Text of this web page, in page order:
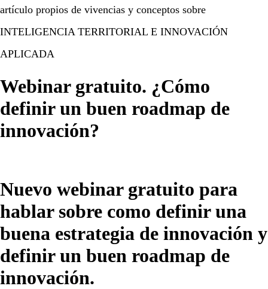
artículo propios de vivencias y conceptos sobre
INTELIGENCIA TERRITORIAL E INNOVACIÓN
APLICADA
Webinar gratuito. ¿Cómo
definir un buen roadmap de
innovación?
Nuevo webinar gratuito para
hablar sobre como definir una
buena estrategia de innovación y
definir un buen roadmap de
innovación.